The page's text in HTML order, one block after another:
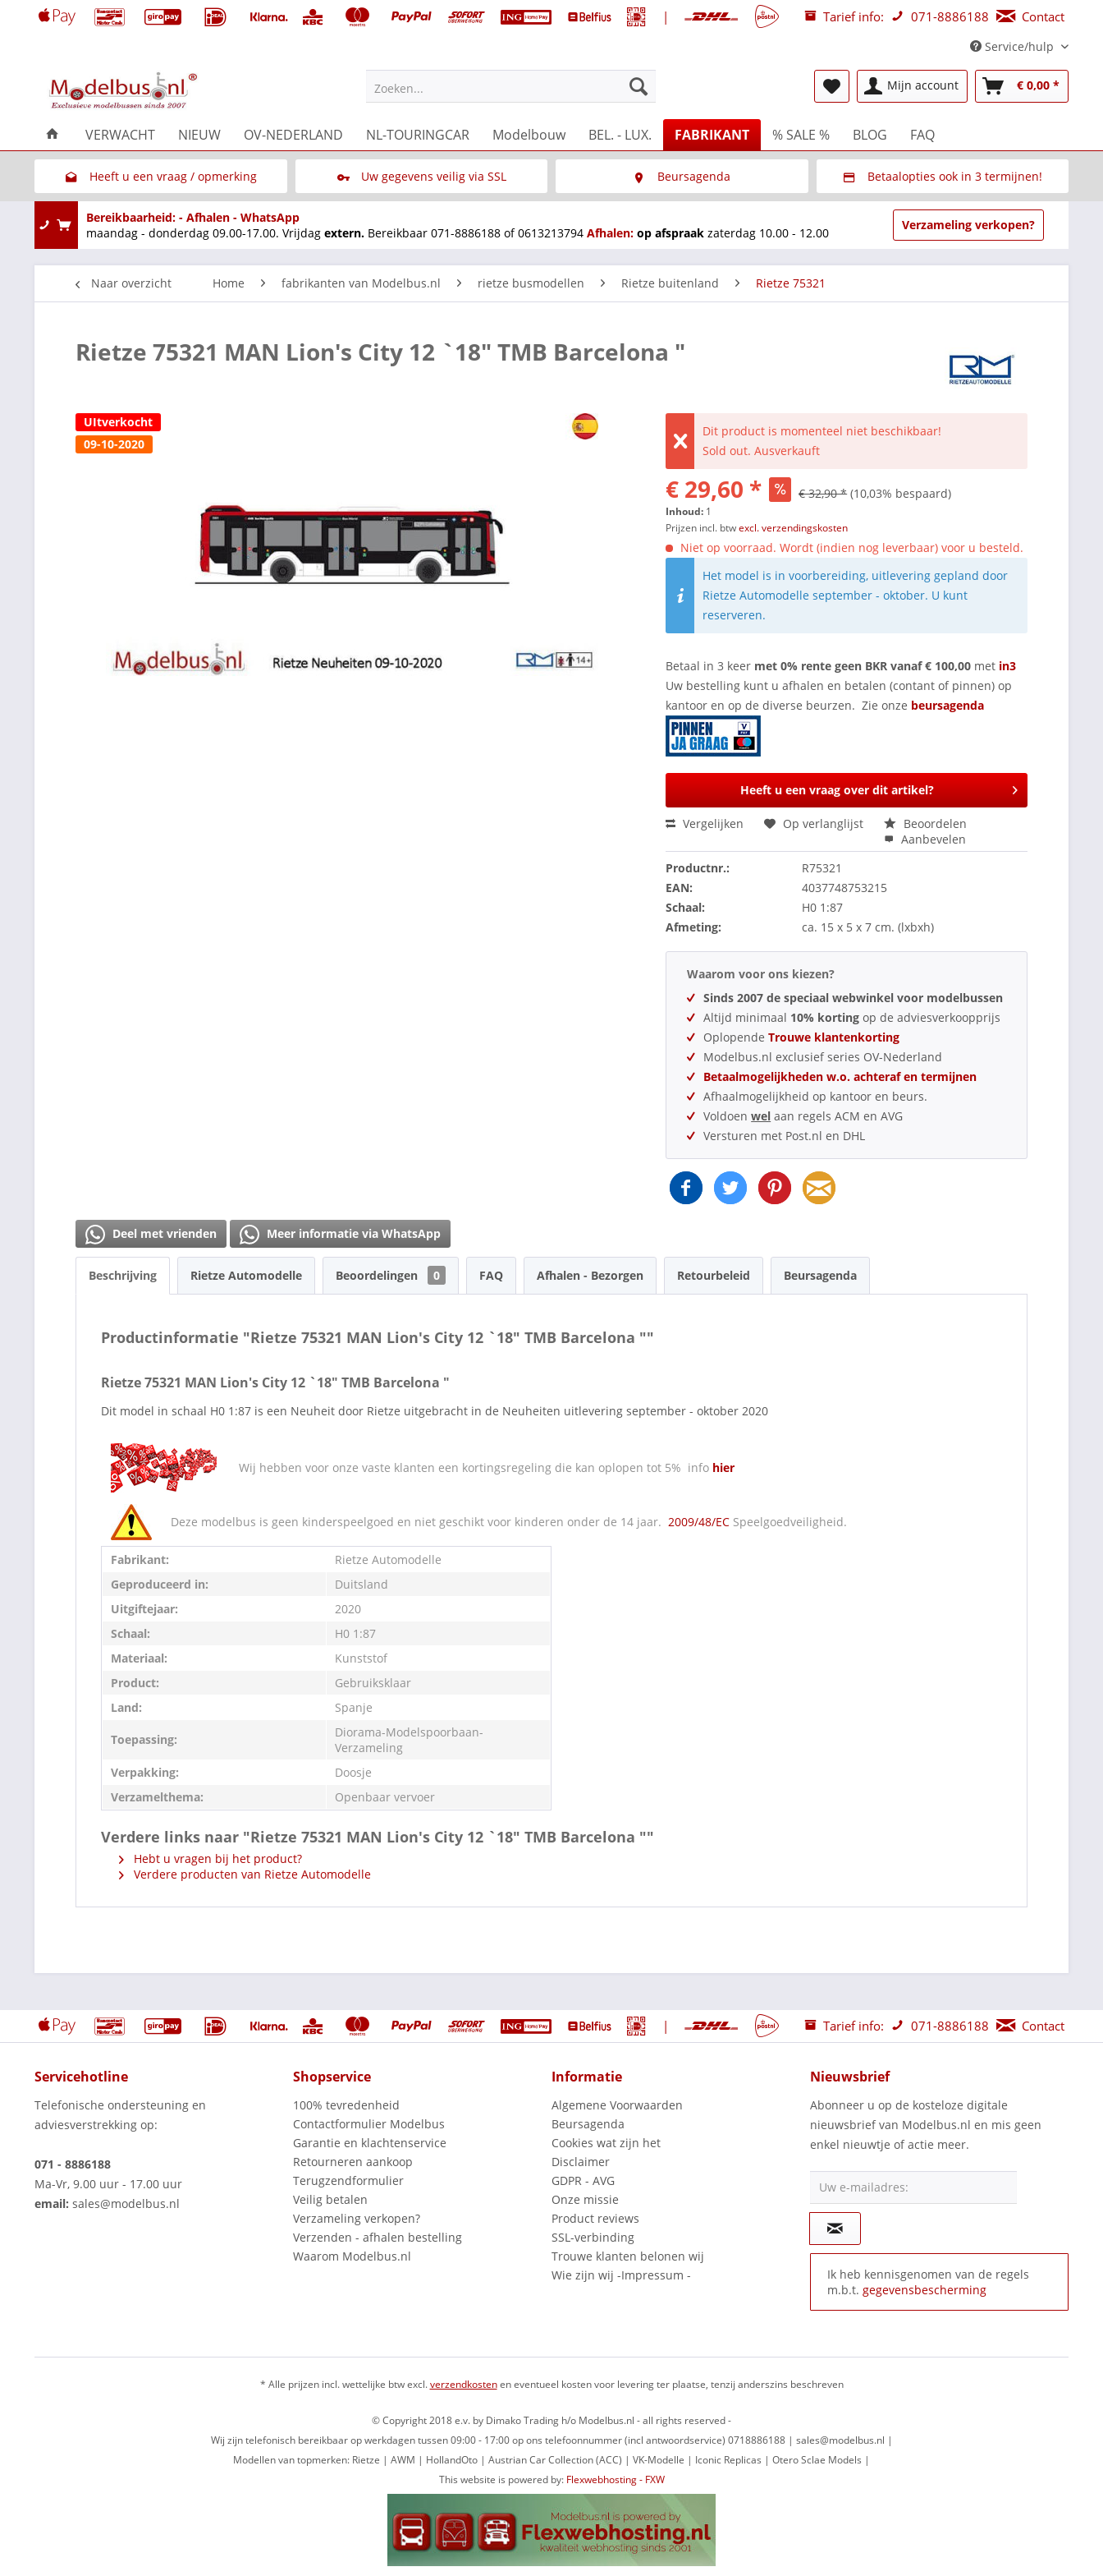
| Tarief info: 071-8886188 Contact
Service/hulp
Zoeken... Mijn account € 0,00 *
VERWACHT NIEUW OV-NEDERLAND NL-TOURINGCAR Modelbouw BEL. - LUX. FABRIKANT % SALE % BLOG FAQ
Heeft u een vraag / opmerking
Link naar het contactformulier
Uw gegevens veilig via SSL Beursagenda Betaalopties ook in 3 termijnen!
Via Multisafepay (veilig via SSL)
Bereikbaarheid: - Afhalen - WhatsApp
maandag - donderdag 09.00-17.00. Vrijdag extern. Bereikbaar 071-8886188 of 0613213794 Afhalen: op afspraak zaterdag 10.00 - 12.00
Verzameling verkopen?
Naar overzicht Home fabrikanten van Modelbus.nl rietze busmodellen Rietze buitenland Rietze 75321
Rietze 75321 MAN Lion's City 12 `18" TMB Barcelona "
UItverkocht
09-10-2020
Dit product is momenteel niet beschikbaar!
Sold out. Ausverkauft
€ 29,60 * € 32,90 * (10,03% bespaard)
Inhoud: 1
Prijzen incl. btwexcl. verzendingskosten
Niet op voorraad. Wordt (indien nog leverbaar) voor u besteld.
Het model is in voorbereiding, uitlevering gepland door
Rietze Automodelle september - oktober. U kunt
reserveren.
Betaal in 3 keer met 0% rente geen BKR vanaf € 100,00 met in3
Uw bestelling kunt u afhalen en betalen (contant of pinnen) op
kantoor en op de diverse beurzen. Zie onze beursagenda
Heeft u een vraag over dit artikel?
Vergelijken Op verlanglijst
Beoordelen
Aanbevelen
Productnr.:
R75321
EAN:
4037748753215
Schaal:
H0 1:87
Afmeting:
ca. 15 x 5 x 7 cm. (lxbxh)
Waarom voor ons kiezen?
Sinds 2007 de speciaal webwinkel voor modelbussen
Altijd minimaal 10% kortingop de adviesverkoopprijs
OplopendeTrouwe klantenkorting
Modelbus.nl exclusief series OV-Nederland
Betaalmogelijkheden w.o. achteraf en termijnen
Afhaalmogelijkheid op kantoor en beurs.
Voldoenwel aan regels ACM en AVG
Versturen met Post.nl en DHL
Deel met vrienden Meer informatie via WhatsApp
Beschrijving Rietze Automodelle Beoordelingen 0 FAQ Afhalen - Bezorgen Retourbeleid Beursagenda
Productinformatie "Rietze 75321 MAN Lion's City 12 `18" TMB Barcelona ""
Rietze 75321 MAN Lion's City 12 `18" TMB Barcelona "
Dit model in schaal H0 1:87 is een Neuheit door Rietze uitgebracht in de Neuheiten uitlevering september - oktober 2020
Wij hebben voor onze vaste klanten een kortingsregeling die kan oplopen tot 5% info hier
Deze modelbus is geen kinderspeelgoed en niet geschikt voor kinderen onder de 14 jaar. 2009/48/EC Speelgoedveiligheid.
Fabrikant:
Rietze Automodelle
Geproduceerd in:
Duitsland
Uitgiftejaar:
2020
Schaal:
H0 1:87
Materiaal:
Kunststof
Product:
Gebruiksklaar
Land:
Spanje
Toepassing:
Diorama-Modelspoorbaan-
Verzameling
Verpakking:
Doosje
Verzamelthema:
Openbaar vervoer
Verdere links naar "Rietze 75321 MAN Lion's City 12 `18" TMB Barcelona ""
Hebt u vragen bij het product?
Verdere producten van Rietze Automodelle
| Tarief info: 071-8886188 Contact
Servicehotline
Telefonische ondersteuning en
adviesverstrekking op:
071 - 8886188
Ma-Vr, 9.00 uur - 17.00 uur
email: sales@modelbus.nl
Shopservice
100% tevredenheid
Contactformulier Modelbus
Garantie en klachtenservice
Retourneren aankoop
Terugzendformulier
Veilig betalen
Verzameling verkopen?
Verzenden - afhalen bestelling
Waarom Modelbus.nl
Informatie
Algemene Voorwaarden
Beursagenda
Cookies wat zijn het
Disclaimer
GDPR - AVG
Onze missie
Product reviews
SSL-verbinding
Trouwe klanten belonen wij
Wie zijn wij -Impressum -
Nieuwsbrief
Abonneer u op de kosteloze digitale
nieuwsbrief van Modelbus.nl en mis geen
enkel nieuwtje of actie meer.
Uw e-mailadres:
Ik heb kennisgenomen van de regels
m.b.t. gegevensbescherming
* Alle prijzen incl. wettelijke btw excl.verzendkostenen eventueel kosten voor levering ter plaatse, tenzij anderszins beschreven
© Copyright 2018 e.v. by Dimako Trading h/o Modelbus.nl - all rights reserved -
Wij zijn telefonisch bereikbaar op werkdagen tussen 09:00 - 17:00 op ons telefoonnummer (incl antwoordservice) 0718886188 | sales@modelbus.nl |
Modellen van topmerken: Rietze | AWM | HollandOto | Austrian Car Collection (ACC) | VK-Modelle | Iconic Replicas | Otero Sclae Models |
This website is powered by: Flexwebhosting - FXW